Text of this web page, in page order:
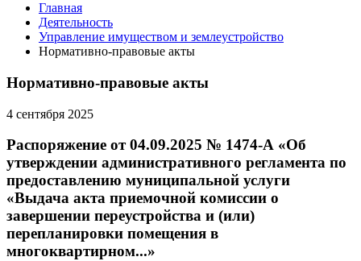
Главная
Деятельность
Управление имуществом и землеустройство
Нормативно-правовые акты
Нормативно-правовые акты
4 сентября 2025
Распоряжение от 04.09.2025 № 1474-А «Об
утверждении административного регламента по
предоставлению муниципальной услуги
«Выдача акта приемочной комиссии о
завершении переустройства и (или)
перепланировки помещения в
многоквартирном...»